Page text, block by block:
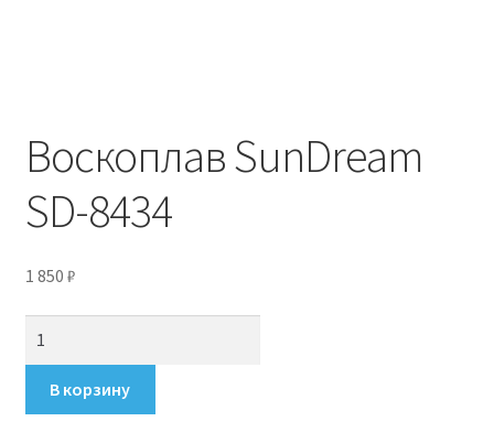
Воскоплав SunDream
SD-8434
1 850 ₽
Воскоплав
SunDream
В корзину